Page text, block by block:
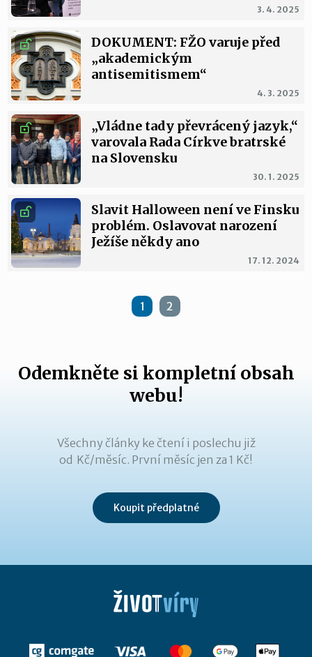
3. 4. 2025
4. 3. 2025
DOKUMENT: FŽO varuje před
„akademickým
antisemitismem“
30. 1. 2025
„Vládne tady převrácený jazyk,“
varovala Rada Církve bratrské
na Slovensku
17. 12. 2024
Slavit Halloween není ve Finsku
problém. Oslavovat narození
Ježíše někdy ano
1 2
Odemkněte si kompletní obsah
webu!
Všechny články ke čtení i poslechu již
od Kč/měsíc. První měsíc jen za 1 Kč!
Koupit předplatné